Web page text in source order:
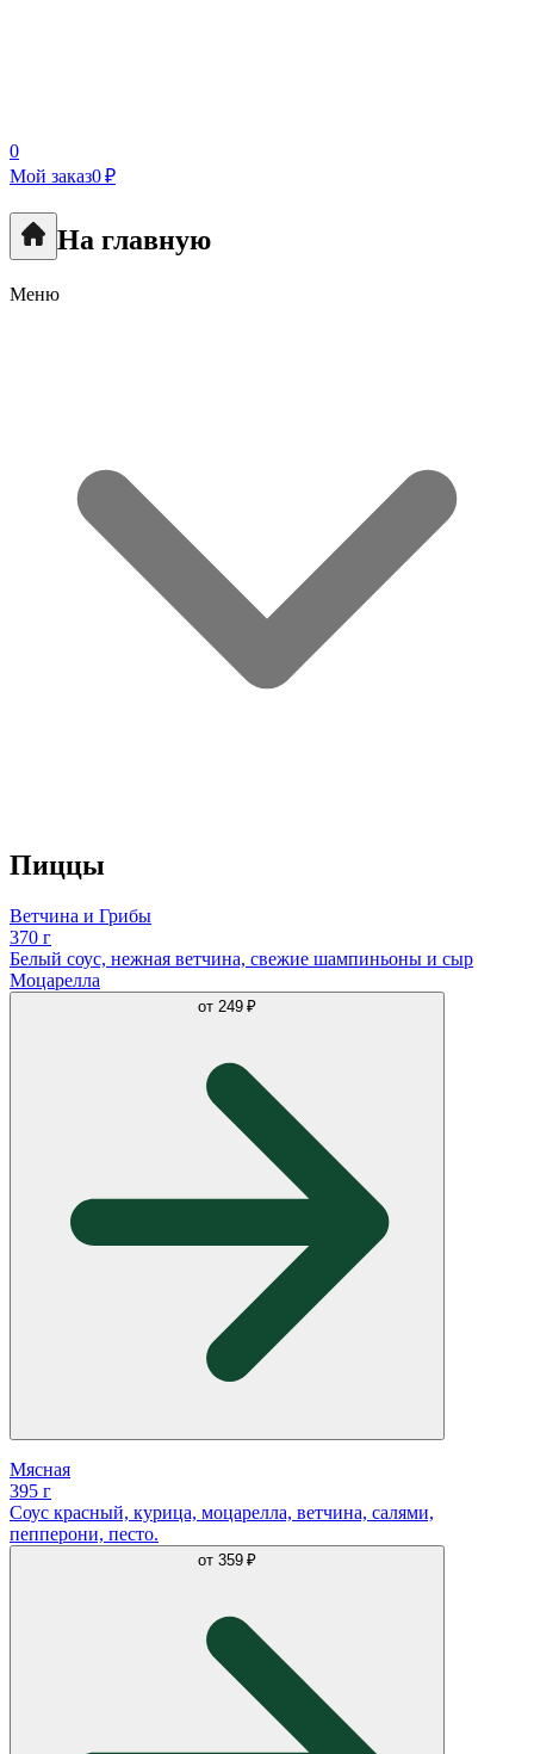
0
Мой заказ0 ₽
На главную
Меню
Пиццы
Ветчина и Грибы
370 г
Белый соус, нежная ветчина, свежие шампиньоны и сыр
Моцарелла
от 249 ₽
Мясная
395 г
Соус красный, курица, моцарелла, ветчина, салями,
пепперони, песто.
от 359 ₽